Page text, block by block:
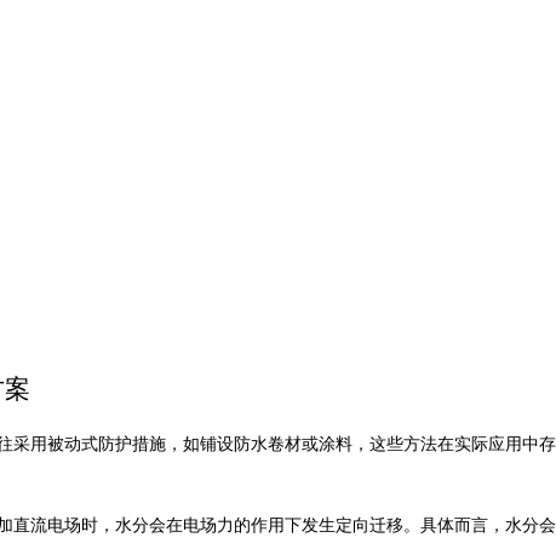
用被动式防护措施，如铺设防水卷材或涂料，这些方法在实际应用
流电场时，水分会在电场力的作用下发生定向迁移。具体而言，水